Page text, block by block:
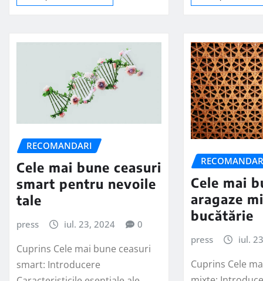
RECOMANDARI
Cele mai bune ceasuri
smart pentru nevoile
tale
press iul. 23, 2024 0
Cuprins Cele mai bune ceasuri
smart: Introducere
Cele mai
aragaze
bucătărie
press iul.
Cuprins Cele